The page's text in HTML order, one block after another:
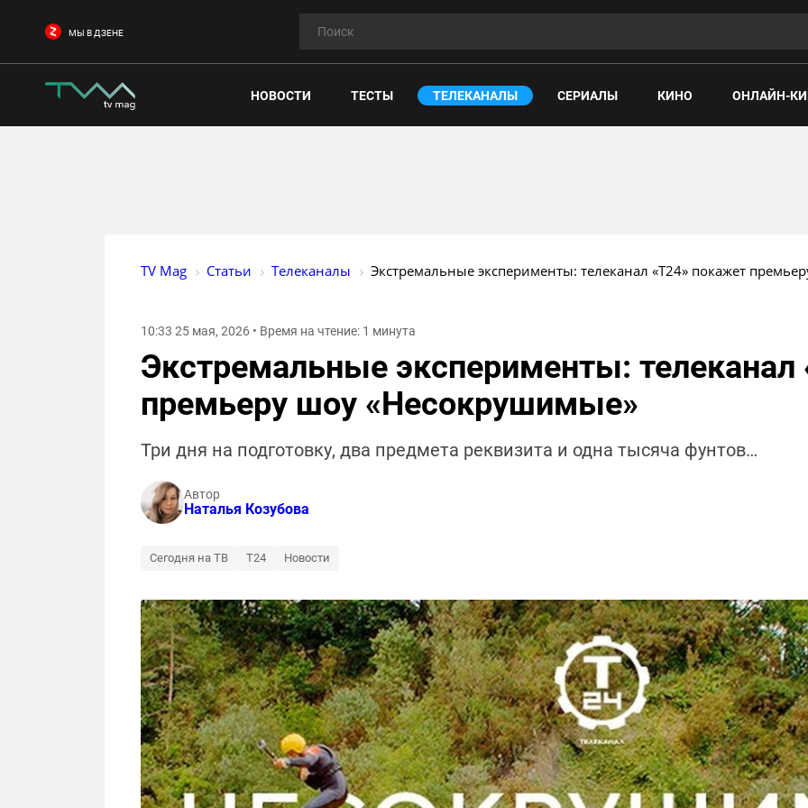
МЫ В ДЗЕНЕ
НОВОСТИ ТЕСТЫ ТЕЛЕКАНАЛЫ СЕРИАЛЫ КИНО ОНЛАЙН-
TV Mag Статьи Телеканалы Экстремальные эксперименты: телеканал «Т24» покажет
10:33 25 мая, 2026 • Время на чтение: 1 минута
Экстремальные эксперименты: телеканал
премьеру шоу «Несокрушимые»
Три дня на подготовку, два предмета реквизита и одна тысяча фунтов…
Автор
Наталья Козубова
Сегодня на ТВ Т24 Новости